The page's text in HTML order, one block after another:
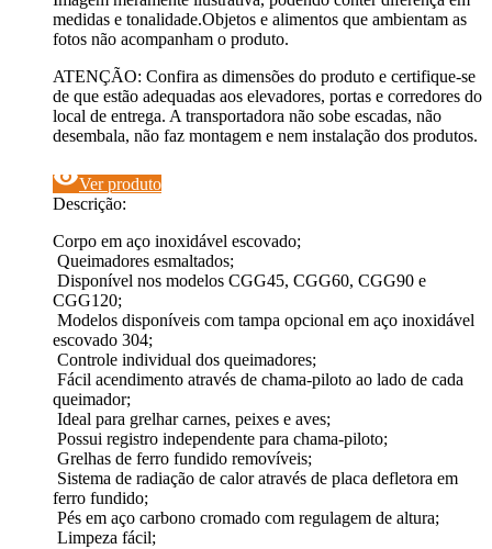
medidas e tonalidade.Objetos e alimentos que ambientam as
fotos não acompanham o produto.
ATENÇÃO: Confira as dimensões do produto e certifique-se
de que estão adequadas aos elevadores, portas e corredores do
local de entrega. A transportadora não sobe escadas, não
desembala, não faz montagem e nem instalação dos produtos.
visibilityVer produto
Descrição:
Corpo em aço inoxidável escovado;
Queimadores esmaltados;
Disponível nos modelos CGG45, CGG60, CGG90 e
CGG120;
Modelos disponíveis com tampa opcional em aço inoxidável
escovado 304;
Controle individual dos queimadores;
Fácil acendimento através de chama-piloto ao lado de cada
queimador;
Ideal para grelhar carnes, peixes e aves;
Possui registro independente para chama-piloto;
Grelhas de ferro fundido removíveis;
Sistema de radiação de calor através de placa defletora em
ferro fundido;
Pés em aço carbono cromado com regulagem de altura;
Limpeza fácil;